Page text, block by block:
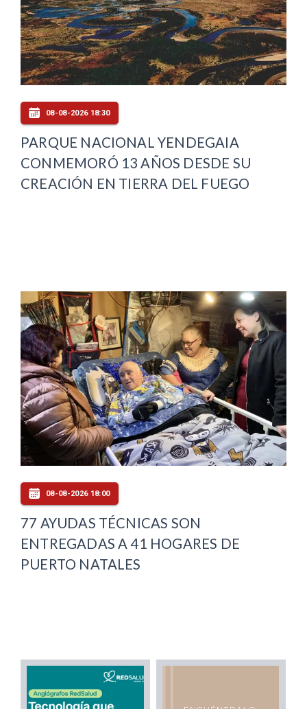
08-08-2026 18:30
PARQUE NACIONAL YENDEGAIA
CONMEMORÓ 13 AÑOS DESDE SU
CREACIÓN EN TIERRA DEL FUEGO
08-08-2026 18:00
77 AYUDAS TÉCNICAS SON
ENTREGADAS A 41 HOGARES DE
PUERTO NATALES